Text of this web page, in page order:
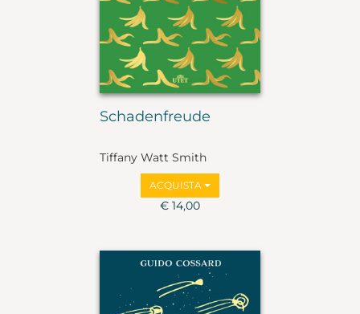
Schadenfreude
Tiffany Watt Smith
ACQUISTA
€ 14,00